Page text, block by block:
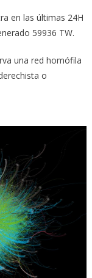
en las últimas 24H
59936 TW.
una red homófila
o